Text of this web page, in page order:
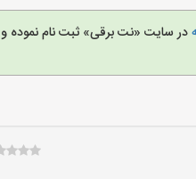
در سایت «نت برقی» ثبت نام نموده و